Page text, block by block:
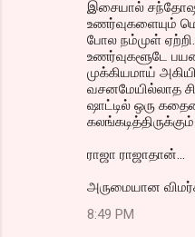
இசையால்
உணர்வுகளையும்
போல நம்முள்
உணர்வுகளூடே
முக்கியமாய்
வசனமேயில்லாத
ஷாட்டில் ஒரு
ராஜா ராஜாதான்...
அருமையான
8:49 PM